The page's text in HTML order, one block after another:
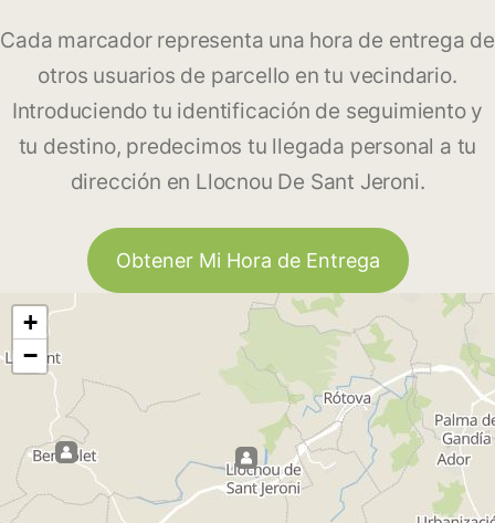
Cada marcador representa una hora de entrega de
otros usuarios de parcello en tu vecindario.
Introduciendo tu identificación de seguimiento y
tu destino, predecimos tu llegada personal a tu
dirección en Llocnou De Sant Jeroni.
Obtener Mi Hora de Entrega
+
−